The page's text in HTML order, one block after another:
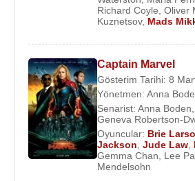
Sean Pennkorudu ve
dönemdeki en iyi
yeralan az sayıdaki dostlarından
Grafik romanWatchman’in
Law, vücudunda
dövmesine sahip. Eğer seri film
içinde mutlaka yeralmak isteyen
karakterini oynamak istediğini
Batman vs. Superman
Richard Coyle Oliver
Kuznetsov, Mads
Captain Marvel
Gösterim Tarihi: 8
Yönetmen: Anna
Senarist: Anna Boden
Geneva Robertson-
Oyuncular: Brie
Jackson Jude Law
Gemma Chan
Lee
Mendelsohn